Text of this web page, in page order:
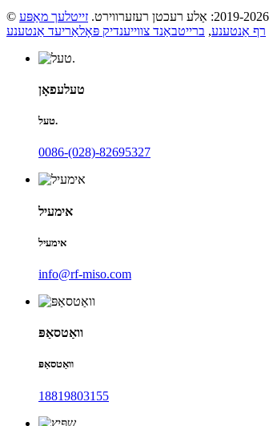
זייטלעך מאַפּע
רף אַנטענע, ברייטבאַנד צווייענדיק פּאָלאַריעד אַנטענע
טעלעפאָן
טעל.
0086-(028)-82695327
אימעיל
אימעיל
info@rf-miso.com
וואַטסאַפּ
וואַטסאַפּ
18819803155